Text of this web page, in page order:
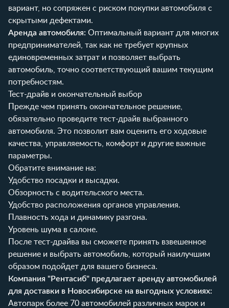
вариант, но сопряжен с риском покупки автомобиля с
скрытыми дефектами.
Аренда автомобиля: Оптимальный вариант для многих
предпринимателей, так как не требует крупных
единовременных затрат и позволяет выбрать
автомобиль, точно соответствующий вашим текущим
потребностям.
Тест-драйв и окончательный выбор
Прежде чем принять окончательное решение,
обязательно проведите тест-драйв выбранного
автомобиля. Это позволит вам оценить его ходовые
качества, управляемость, комфорт и другие важные
параметры.
Обратите внимание на:
Удобство посадки и высадки.
Обзорность с водительского места.
Удобство расположения органов управления.
Плавность хода и динамику разгона.
Уровень шума в салоне.
После тест-драйва вы сможете принять взвешенное
решение и выбрать автомобиль, который наилучшим
образом подойдет для вашего бизнеса.
Компания "Рентасиб" предлагает аренду автомобилей
для доставки в Новосибирске на выгодных условиях:
Автопарк более 70 автомобилей различных марок и